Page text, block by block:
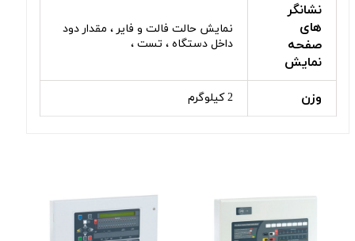
نشانگر
های
صفحه
نمایش
نمایش حالت فالت و فایر ، مقدار دود
داخل دستگاه ، تست ،
وزن 2 کیلوگرم